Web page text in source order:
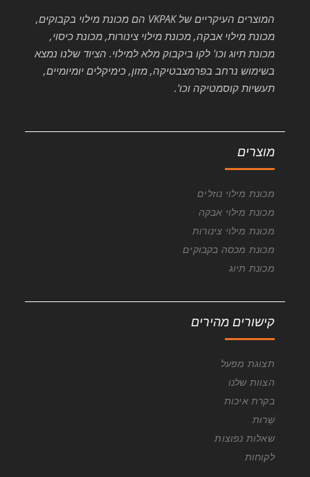
המוצרים העיקריים של VKPAK הם מכונת מילוי בקבוקים,
מכונת מילוי אבקה, מכונת מילוי צינורות, מכונת כיסוי,
מכונת תיוג וכו' לקו ביקבוק מלא למילוי. הציוד שלנו נמצא
בשימוש נרחב בפרמצבטיקה, מזון, כימיקלים יומיומיים,
תעשיות קוסמטיקה וכו'.
מוצרים
מכונת מילוי נוזלים
מכונת מילוי אבקה
מכונת מילוי צינורות
מכונת מכסה בקבוקים
מכונת תיוג
קישורים מהירים
תצוגת מפעל
הצוות שלנו
בקרת איכות
שֵׁרוּת
שאלות נפוצות
לקוחות